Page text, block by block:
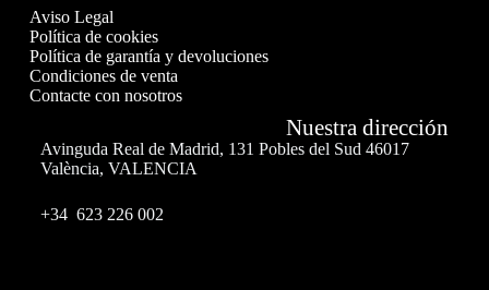
Aviso Legal
Política de cookies
Política de garantía y devoluciones
Condiciones de venta
Contacte con nosotros
Nuestra dirección
Avinguda Real de Madrid, 131 Pobles del Sud 46017
València, VALENCIA
+34 623 226 002